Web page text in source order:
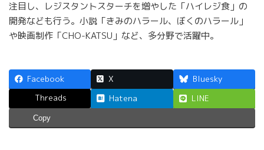
注目し、レジスタントスターチを増やした「ハイレジ食」の
開発なども行う。小説「きみのハラール、ぼくのハラール」
や映画制作「CHO-KATSU」など、多分野で活躍中。
Facebook X
Bluesky
Threads
Hatena LINE
Copy